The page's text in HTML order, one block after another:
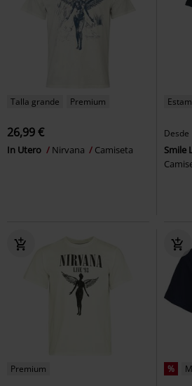
Talla grande Premium
26,99 €
In Utero Nirvana Camiseta
Desde
Smile
Premium %